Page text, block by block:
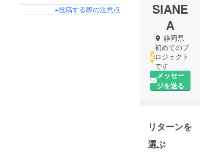
※投稿する際の注意点
SIANE
A
静岡県
初めてのプ
ロジェクト
です
メッセー
ジを送る
リターンを
選ぶ